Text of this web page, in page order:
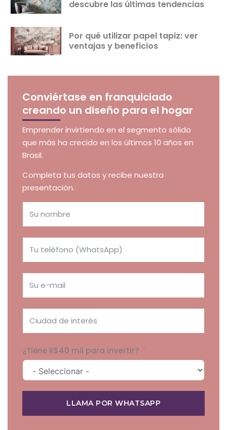
Conviértase en franquiciado
creando un diseño para el hogar
Emprender invirtiendo en el segmento sólido
que más ha crecido en los últimos 10 años en
Brasil.
Completa tus datos y recibe nuestra
presentación.
¿Tiene R$40 mil para invertir?
LLAMA POR WHATSAPP
descubre las últimas tendencias
Por qué utilizar papel tapiz: ver
ventajas y beneficios